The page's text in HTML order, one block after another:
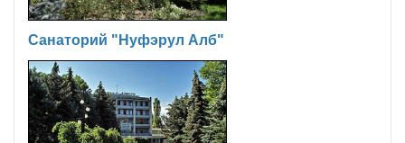
Санаторий "Нуфэрул Алб"